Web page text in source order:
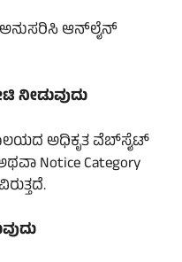
ಅನುಸರಿಸಿ ಆನ್‌ಲೈನ್
ನೀಡುವುದು
ಅಧಿಕೃತ ವೆಬ್‌ಸೈಟ್
Notice Category